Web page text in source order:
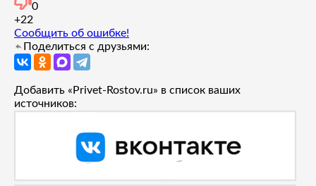
0
+22
Сообщить об ошибке!
Поделиться с друзьями:
Добавить «Privet-Rostov.ru» в список ваших
источников: